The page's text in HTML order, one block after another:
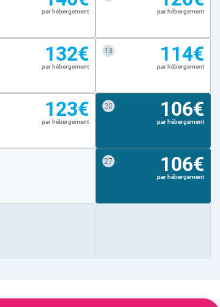
par hébergement par hébergement
132€
par hébergement
13 114€
par hébergement
123€
par hébergement
20 106€
par hébergement
27 106€
par hébergement